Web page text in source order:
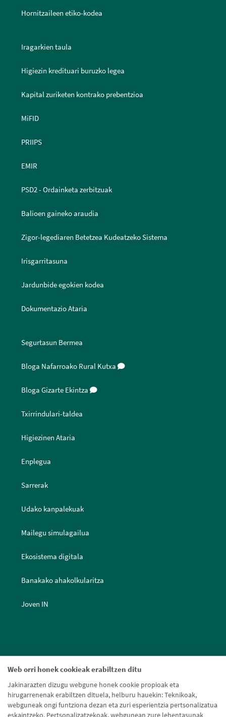
Web orri honek cookieak erabiltzen ditu
Jakinarazten dizugu webgune honek cookie propioak eta
hirugarrenenak erabiltzen dituela, helburu hauekin: Teknikoak,
webguneak ongi funtziona dezan eta zuri esperientzia pertsonalizatua
eskaintzeko. Pertsonalizatzekoak, webgunean zure lehentasunak
Hornitzaileen etiko-kodea
Iragarkien taula
Higiezin kredituari buruzko legea
Kapital zuriketen kontrako prebentzioa
MiFID
PRIIPS
EMIR
PSD2 - Ordainketa zerbitzuak
Balioen gaineko araudia
Zigor-legediaren Betetzea Kudeatzeko Sistema
Irisgarritasuna
Jardunbide egokien kodea
Dokumentazio Ataria
Segurtasun Bermea
Bloga Nafarroako Rural Kutxa
Bloga Gizarte Ekintza
Txirrindulari-taldea
Higiezinen Ataria
Enplegua
Sarrerak
Udako kanpalekuak
Mailegu simulagailua
Ekosistema digitala
Banakako ahakolkularitza
Joven IN